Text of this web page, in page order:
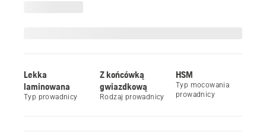
Lekka
laminowana
Typ prowadnicy
Z końcówką
gwiazdkową
Rodzaj prowadnicy
HSM
Typ mocowania
prowadnicy